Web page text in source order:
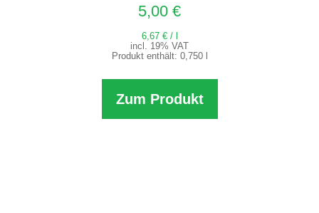
5,00 €
6,67 €/
incl. 19% VAT
Produkt enthält: 0,750
Zum Produkt